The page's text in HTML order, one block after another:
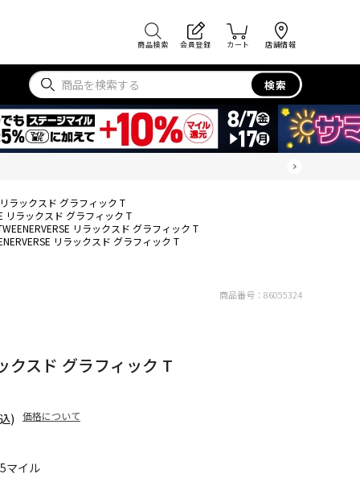
商品検索 会員登録 カート 店舗情報
検索
ラックスド グラフィック T
リラックスド グラフィック T
リラックスド グラフィック T
リラックスド グラフィック T
マイル
クスド グラフィック T
) 価格について
商品番号： 86055324